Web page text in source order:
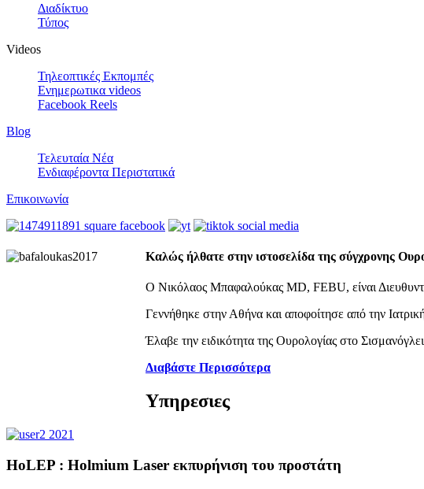
Διαδίκτυο
Τύπος
Videos
Τηλεοπτικές Εκπομπές
Ενημερωτικα videos
Facebook Reels
Blog
Τελευταία Νέα
Ενδιαφέροντα Περιστατικά
Επικοινωνία
Καλώς ήλθατε στην ιστοσελίδα της σύγχρονης
Ο Νικόλαος Μπαφαλούκας MD, FEBU, είναι
Γεννήθηκε στην Αθήνα και αποφοίτησε από την
Έλαβε την ειδικότητα της Ουρολογίας στο
Διαβάστε Περισσότερα
Υπηρεσιες
HoLEP : Holmium Laser εκπυρήνιση του προστάτη